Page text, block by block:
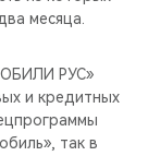
месяца.
РУС»
и кредитных
так в